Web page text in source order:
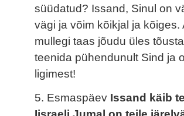
süüdatud? Issand, Sinul on
vägi ja võim kõikjal ja kõiges.
mullegi taas jõudu üles
teenida pühendunult Sind ja
ligimest!
5. Esmaspäev Issand käib